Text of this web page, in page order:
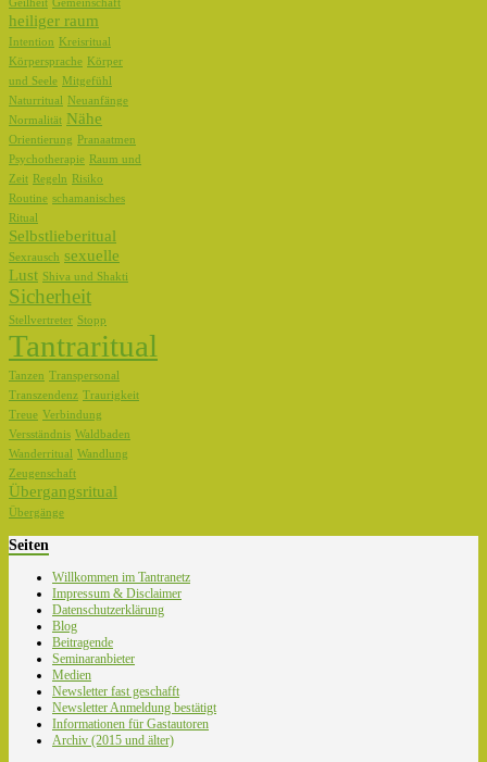
heiliger raum
Intention
Kreisritual
Körpersprache Körper
und Seele Mitgefühl
Naturritual
Neuanfänge
Normalität Nähe
Orientierung
Pranaatmen
Psychotherapie Raum und
Zeit Regeln
Risiko
Routine schamanisches
Ritual
Selbstlieberitual
Sexrausch sexuelle
Lust Shiva und Shakti
Sicherheit
Stellvertreter Stopp
Tantraritual
Tanzen Transpersonal
Transzendenz Traurigkeit
Treue Verbindung
Versständnis Waldbaden
Wanderritual Wandlung
Zeugenschaft
Übergangsritual
Übergänge
Seiten
Willkommen im Tantranetz
Impressum & Disclaimer
Datenschutzerklärung
Blog
Beitragende
Seminaranbieter
Medien
Newsletter fast geschafft
Newsletter Anmeldung bestätigt
Informationen für Gastautoren
Archiv (2015 und älter)